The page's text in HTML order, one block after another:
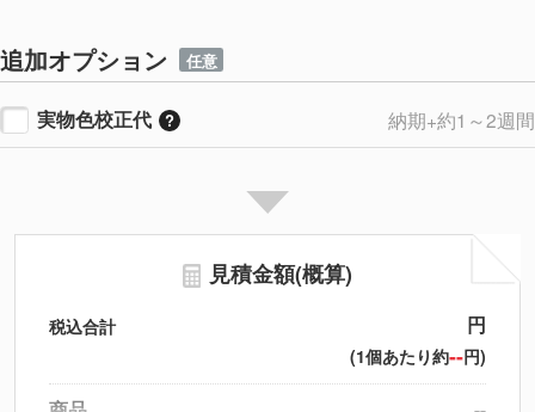
追加オプション 任意
実物色校正代 納期+約1～2週間
見積金額(概算)
税込合計 円
(1個あたり約--円)